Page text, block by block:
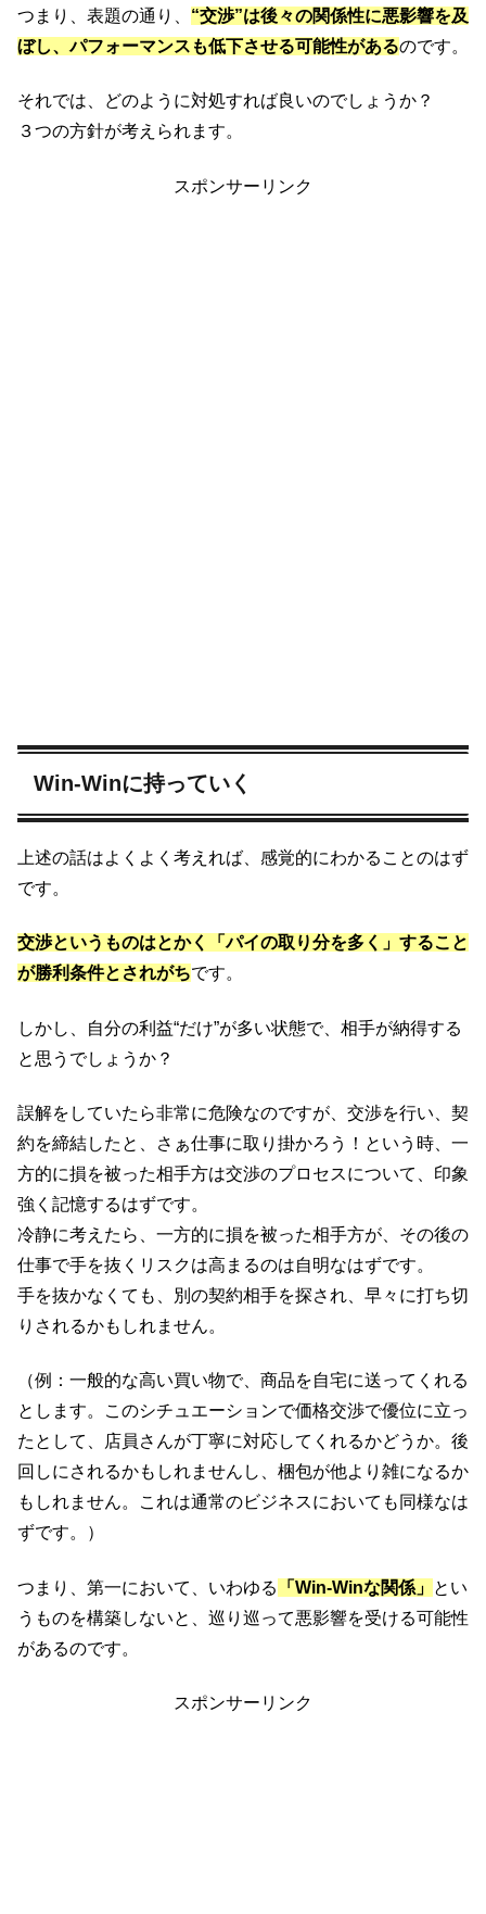
つまり、表題の通り、 “交渉”は後々の関係性に悪影響を及
ぼし、パフォーマンスも低下させる可能性があるのです。
それでは、どのように対処すれば良いのでしょうか？
３つの方針が考えられます。
スポンサーリンク
Win-Winに持っていく
上述の話はよくよく考えれば、感覚的にわかることのはず
です。
交渉というものはとかく「パイの取り分を多く」すること
が勝利条件とされがちです。
しかし、自分の利益“だけ”が多い状態で、相手が納得する
と思うでしょうか？
誤解をしていたら非常に危険なのですが、交渉を行い、契
約を締結したと、さぁ仕事に取り掛かろう！という時、一
方的に損を被った相手方は交渉のプロセスについて、印象
強く記憶するはずです。
冷静に考えたら、一方的に損を被った相手方が、その後の
仕事で手を抜くリスクは高まるのは自明なはずです。
手を抜かなくても、別の契約相手を探され、早々に打ち切
りされるかもしれません。
（例：一般的な高い買い物で、商品を自宅に送ってくれる
とします。このシチュエーションで価格交渉で優位に立っ
たとして、店員さんが丁寧に対応してくれるかどうか。後
回しにされるかもしれませんし、梱包が他より雑になるか
もしれません。これは通常のビジネスにおいても同様なは
ずです。）
つまり、第一において、いわゆる 「Win-Winな関係」 とい
うものを構築しないと、巡り巡って悪影響を受ける可能性
があるのです。
スポンサーリンク